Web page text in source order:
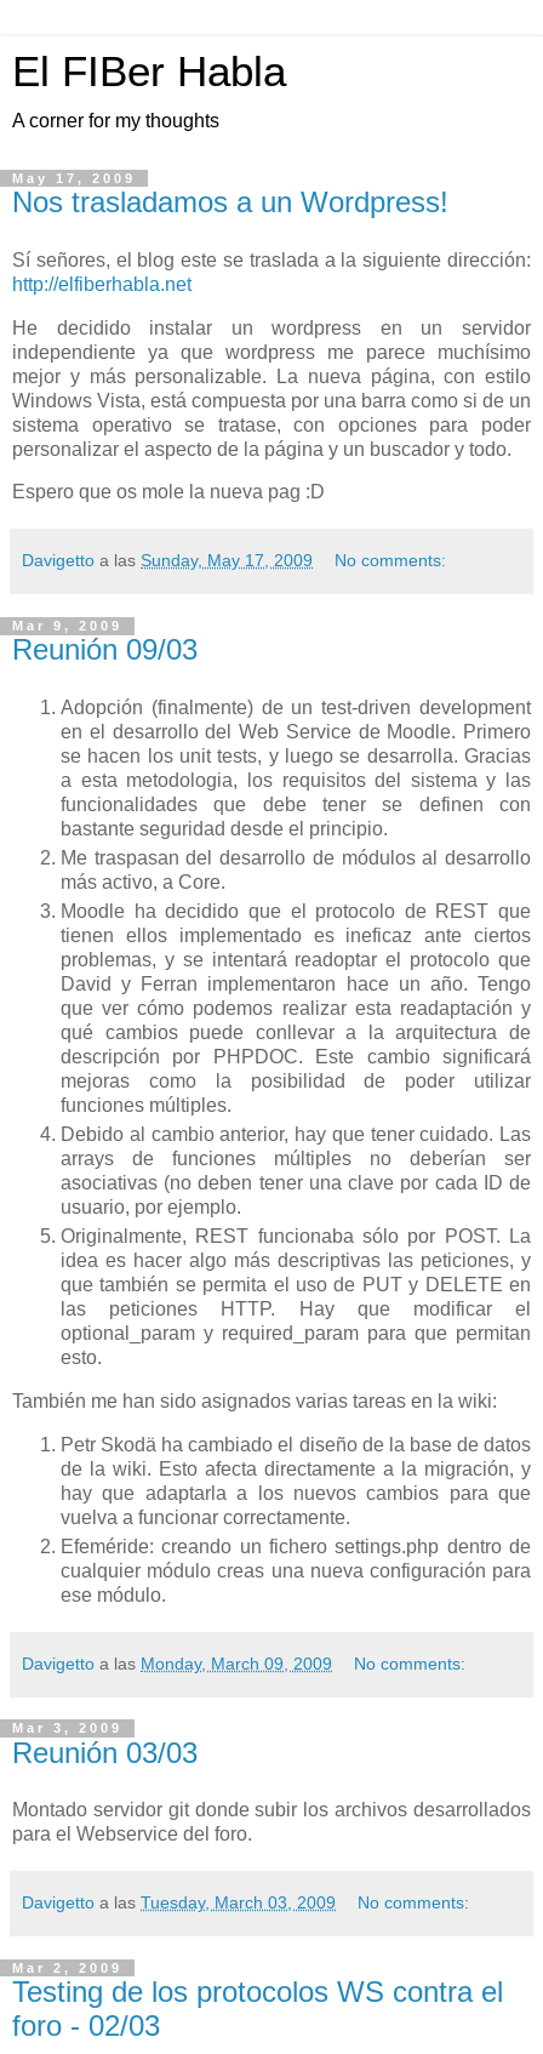
El FIBer Habla
A corner for my thoughts
May 17, 2009
Nos trasladamos a un Wordpress!
Sí señores, el blog este se traslada a la siguiente dirección:
http://elfiberhabla.net
He decidido instalar un wordpress en un servidor
independiente ya que wordpress me parece muchísimo
mejor y más personalizable. La nueva página, con estilo
Windows Vista, está compuesta por una barra como si de un
sistema operativo se tratase, con opciones para poder
personalizar el aspecto de la página y un buscador y todo.
Espero que os mole la nueva pag :D
Davigetto a las Sunday, May 17, 2009 No comments:
Mar 9, 2009
Reunión 09/03
Adopción (finalmente) de un test-driven development
en el desarrollo del Web Service de Moodle. Primero
se hacen los unit tests, y luego se desarrolla. Gracias
a esta metodologia, los requisitos del sistema y las
funcionalidades que debe tener se definen con
bastante seguridad desde el principio.
Me traspasan del desarrollo de módulos al desarrollo
más activo, a Core.
Moodle ha decidido que el protocolo de REST que
tienen ellos implementado es ineficaz ante ciertos
problemas, y se intentará readoptar el protocolo que
David y Ferran implementaron hace un año. Tengo
que ver cómo podemos realizar esta readaptación y
qué cambios puede conllevar a la arquitectura de
descripción por PHPDOC. Este cambio significará
mejoras como la posibilidad de poder utilizar
funciones múltiples.
Debido al cambio anterior, hay que tener cuidado. Las
arrays de funciones múltiples no deberían ser
asociativas (no deben tener una clave por cada ID de
usuario, por ejemplo.
Originalmente, REST funcionaba sólo por POST. La
idea es hacer algo más descriptivas las peticiones, y
que también se permita el uso de PUT y DELETE en
las peticiones HTTP. Hay que modificar el
optional_param y required_param para que permitan
esto.
También me han sido asignados varias tareas en la wiki:
Petr Skodä ha cambiado el diseño de la base de datos
de la wiki. Esto afecta directamente a la migración, y
hay que adaptarla a los nuevos cambios para que
vuelva a funcionar correctamente.
Efeméride: creando un fichero settings.php dentro de
cualquier módulo creas una nueva configuración para
ese módulo.
Davigetto a las Monday, March 09, 2009 No comments:
Mar 3, 2009
Reunión 03/03
Montado servidor git donde subir los archivos desarrollados
para el Webservice del foro.
Davigetto a las Tuesday, March 03, 2009 No comments:
Mar 2, 2009
Testing de los protocolos WS contra el
foro - 02/03